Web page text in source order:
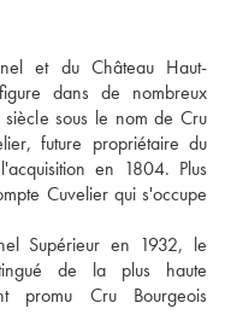
et du Château Haut-
dans de nombreux
siècle sous le nom de Cru
future propriétaire du
en 1804. Plus
Cuvelier qui s'occupe
Supérieur en 1932, le
de la plus haute
promu Cru Bourgeois